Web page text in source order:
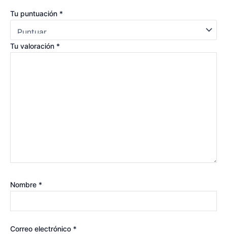
Tu puntuación *
Tu valoración *
Nombre *
Correo electrónico *